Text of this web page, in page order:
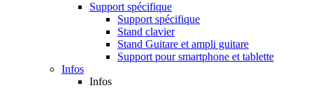
Support spécifique
Support spécifique
Stand clavier
Stand Guitare et ampli guitare
Support pour smartphone et tablette
Infos
Infos